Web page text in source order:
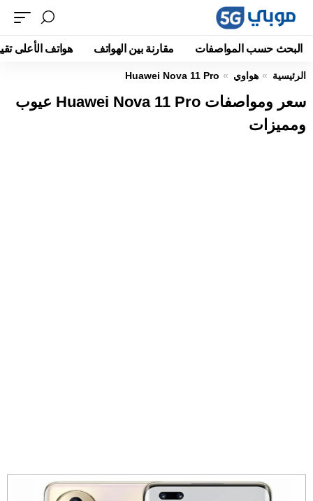
البحث حسب المواصفات مقارنة بين الهواتف هواتف الأعلى
الرئيسية هواوي Huawei Nova 11 Pro
سعر ومواصفات Huawei Nova 11 Pro عيوب
ومميزات